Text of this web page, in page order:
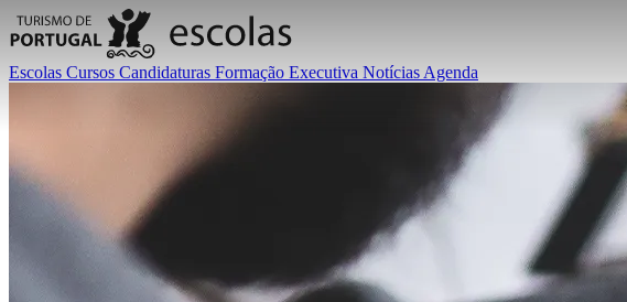
Escolas Cursos Candidaturas Formação Executiva Notícias Agenda